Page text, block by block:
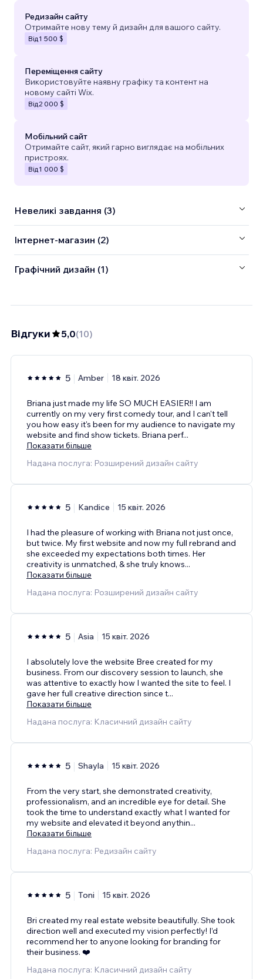
Редизайн сайту
Отримайте нову тему й дизайн для вашого сайту.
Від 1 500 $
Переміщення сайту
Використовуйте наявну графіку та контент на
новому сайті Wix.
Від2 000 $
Мобільний сайт
Отримайте сайт, який гарно виглядає на мобільних
пристроях.
Від 1 000 $
Невеликі завдання (3)
Інтернет-магазин (2)
Графічний дизайн (1)
Відгуки 5,0(10)
5 Amber 18 квіт. 2026
Briana just made my life SO MUCH EASIER!! I am
currently on my very first comedy tour, and I can't tell
you how easy it's been for my audience to navigate my
website and find show tickets. Briana perf...
Показати більше
Надана послуга: Розширений дизайн сайту
5 Kandice 15 квіт. 2026
I had the pleasure of working with Briana not just once,
but twice. My first website and now my full rebrand and
she exceeded my expectations both times. Her
creativity is unmatched, & she truly knows...
Показати більше
Надана послуга: Розширений дизайн сайту
5 Asia 15 квіт. 2026
I absolutely love the website Bree created for my
business. From our discovery session to launch, she
was attentive to exactly how I wanted the site to feel. I
gave her full creative direction since t...
Показати більше
Надана послуга: Класичний дизайн сайту
5 Shayla 15 квіт. 2026
From the very start, she demonstrated creativity,
professionalism, and an incredible eye for detail. She
took the time to understand exactly what I wanted for
my website and elevated it beyond anythin...
Показати більше
Надана послуга: Редизайн сайту
5 Toni 15 квіт. 2026
Bri created my real estate website beautifully. She took
direction well and executed my vision perfectly! I’d
recommend her to anyone looking for branding for
their business. ❤️
Надана послуга: Класичний дизайн сайту